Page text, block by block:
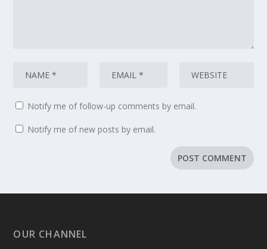
Notify me of follow-up comments by email.
Notify me of new posts by email.
OUR CHANNEL